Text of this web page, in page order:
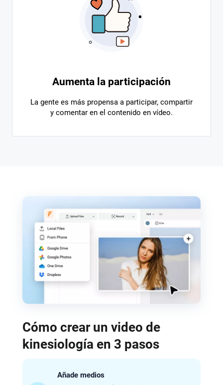
Aumenta la participación
La gente es más propensa a participar, compartir
y comentar en el contenido en vídeo.
Cómo crear un video de
kinesiología en 3 pasos
Añade medios